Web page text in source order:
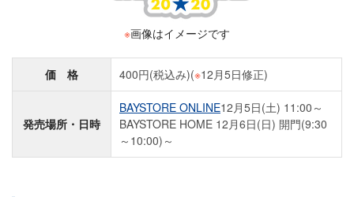
※画像はイメージです
価 格 400円(税込み)(※12月5日修正)
発売場所・日時
BAYSTORE ONLINE12月5日(土) 11:00～
BAYSTORE HOME 12月6日(日) 開門(9:30
～10:00)～